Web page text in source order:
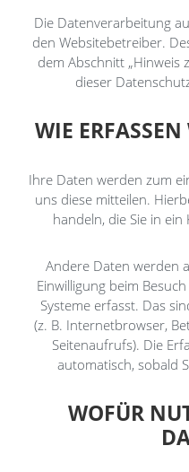
Die Datenverarbeitung
den Websitebetreiber.
dem Abschnitt „Hinweis
dieser
WIE
Ihre Daten werden zum
uns diese mitteilen.
handeln, die Sie in
Andere Daten werden
Einwilligung beim
Systeme erfasst. Das
(z. B. Internetbrowser,
Seitenaufrufs). Die
automatisch, sobald
WOFÜR